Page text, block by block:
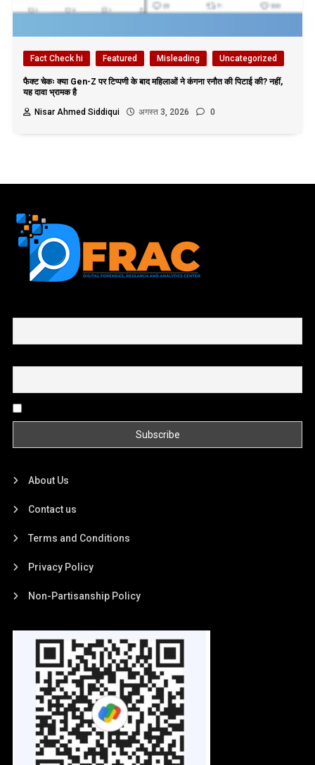
Fact Check hi Featured Misleading Uncategorized
फैक्ट चेकः क्या Gen-Z पर टिप्पणी के बाद महिलाओं ने कंगना रनौत की पिटाई की? नहीं,
यह दावा भ्रामक है
Nisar Ahmed Siddiqui
अगस्त 3, 2026 0
About Us
Contact us
Terms and Conditions
Privacy Policy
Non-Partisanship Policy